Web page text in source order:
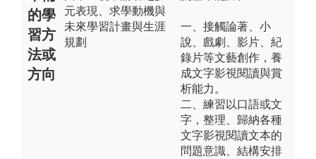
的學
習方
法或
方向
元表現、求學動機與
未來學習計畫與生涯
規劃
一、接觸論著、小
說、戲劇、影片、紀
錄片等文藝創作，養
成文字影視閱讀與賞
析能力。
二、練習以口語或文
字，整理、歸納各種
文字影視閱讀文本的
問題意識、結構安排